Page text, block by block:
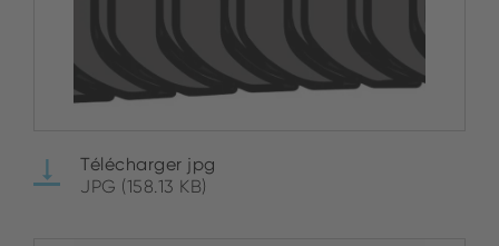
Télécharger jpg
JPG (158.13 KB)